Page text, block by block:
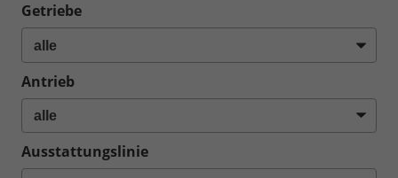
Getriebe
Antrieb
Ausstattungslinie